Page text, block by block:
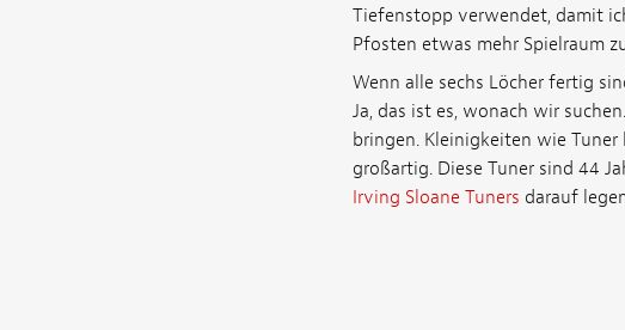
Tiefenstopp verwendet, damit
Pfosten etwas mehr Spielraum
Wenn alle sechs Löcher fertig
Ja, das ist es, wonach wir
bringen. Kleinigkeiten wie
großartig. Diese Tuner sind 44
Irving Sloane Tuners darauf